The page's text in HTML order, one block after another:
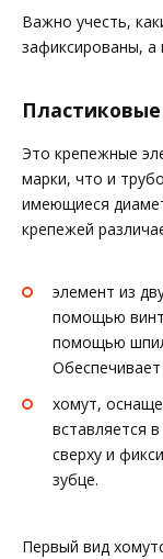
Важно учесть,
зафиксированы, а
Это крепежные
марки, что и
имеющиеся
крепежей
элемент из
помощью
помощью
хомут,
вставляется
сверху и
зубце.
Первый вид